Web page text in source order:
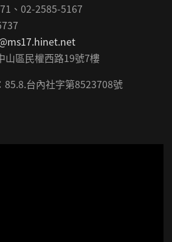
、02-2585-5167
山區民權西路19號7樓
85.8.台內社字第8523708號